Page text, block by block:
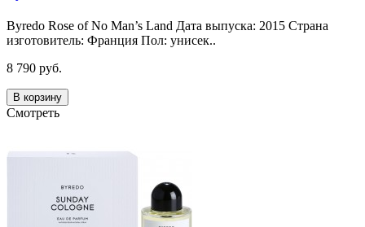
Byredo Rose of No Man’s Land Дата выпуска: 2015 Страна
изготовитель: Франция Пол: унисек..
8 790 руб.
В корзину
Смотреть